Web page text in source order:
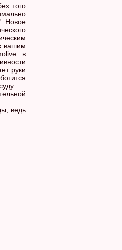
того
Новое
вашим
в
руки
ведь